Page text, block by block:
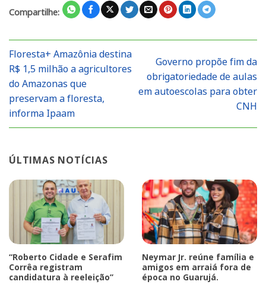
Compartilhe:
Floresta+ Amazônia destina
R$ 1,5 milhão a agricultores
do Amazonas que
preservam a floresta,
informa Ipaam
Governo propõe fim da
obrigatoriedade de aulas
em autoescolas para obter
CNH
ÚLTIMAS NOTÍCIAS
“Roberto Cidade e Serafim
Corrêa registram
candidatura à reeleição”
Neymar Jr. reúne família e
amigos em arraiá fora de
época no Guarujá.